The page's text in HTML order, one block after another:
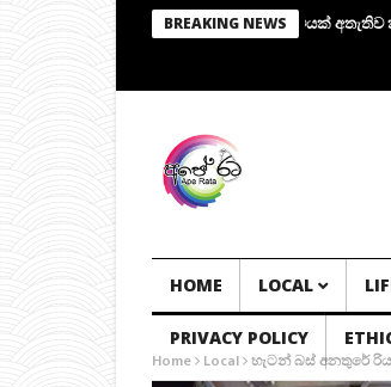
BREAKING NEWS
යාපනයේ මන්ත්‍රී අර්ච්චුනා ගිනිඅවියක් අතැතිව
HOME LOCAL
PRIVACY POLICY
Home Local හැටන් බස් අනතුරේ